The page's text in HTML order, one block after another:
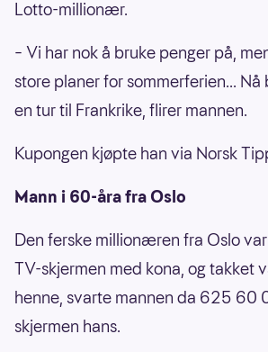
Lotto-millionær.
– Vi har nok å bruke penger på,
store planer for sommerferien...
en tur til Frankrike, flirer mannen.
Kupongen kjøpte han via Norsk
Mann i 60-åra fra Oslo
Den ferske millionæren fra Oslo
TV-skjermen med kona, og takket
henne, svarte mannen da 625 60
skjermen hans.